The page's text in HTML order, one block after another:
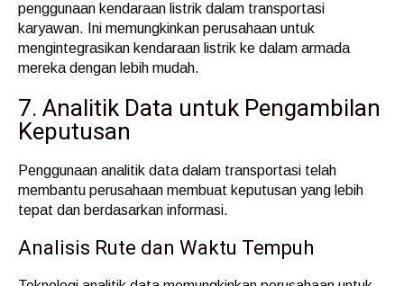
penggunaan kendaraan listrik dalam transportasi
karyawan. Ini memungkinkan perusahaan untuk
mengintegrasikan kendaraan listrik ke dalam armada
mereka dengan lebih mudah.
7. Analitik Data untuk Pengambilan
Keputusan
Penggunaan analitik data dalam transportasi telah
membantu perusahaan membuat keputusan yang lebih
tepat dan berdasarkan informasi.
Analisis Rute dan Waktu Tempuh